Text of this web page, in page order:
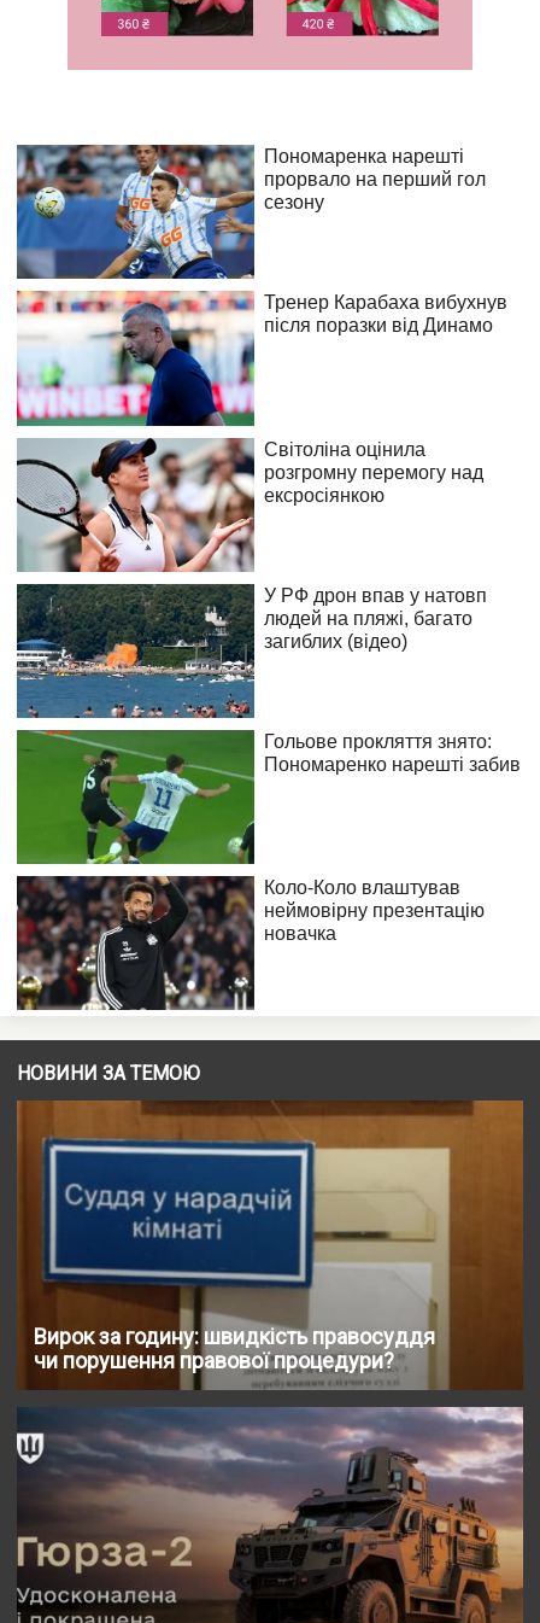
НОВИНИ ЗА ТЕМОЮ
Вирок за годину: швидкість правосуддя
чи порушення правової процедури?